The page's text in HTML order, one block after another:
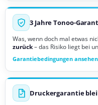
3 Jahre Tonoo-
Was, wenn doch mal etwas
zurück– das Risiko liegt bei
Garantiebedingungen ansehen
Druckergarantie